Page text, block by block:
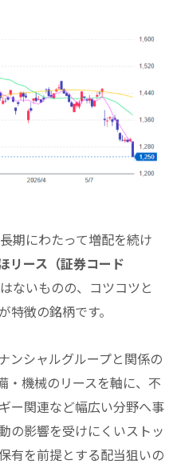
期にわたって増配を続け
リース（証券コード
ないものの、コツコツと
徴の銘柄です。
ンシャルグループと関係の
・機械のリースを軸に、不
ー関連など幅広い分野へ事
の影響を受けにくいストッ
有を前提とする配当狙いの